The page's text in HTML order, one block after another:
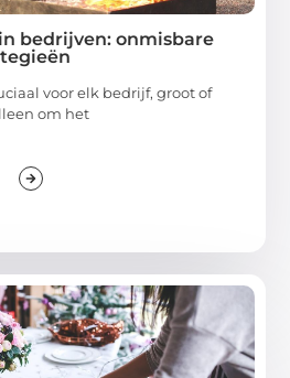
bedrijven: onmisbare
voor elk bedrijf, groot of
om het